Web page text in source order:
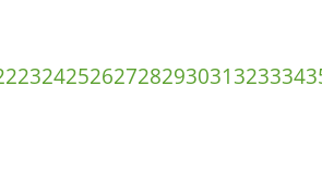
232425262728293031323334